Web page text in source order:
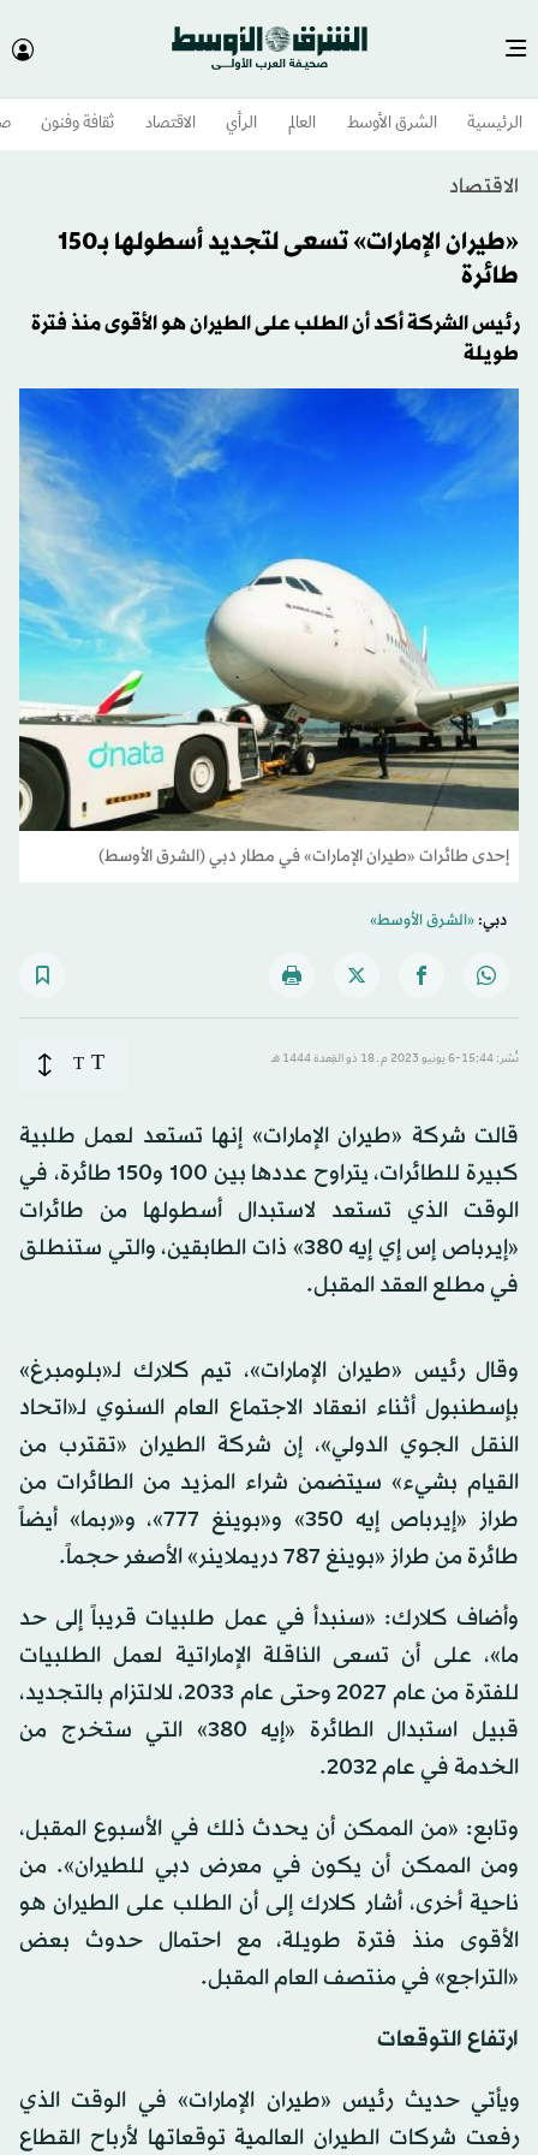
الرئيسية الشرق الأوسط​ العالم الرأي الاقتصاد ثقافة وفنون
الاقتصاد
«طيران الإمارات» تسعى لتجديد أسطولها بـ150
طائرة
رئيس الشركة أكد أن الطلب على الطيران هو الأقوى منذ فترة
طويلة
إحدى طائرات «طيران الإمارات» في مطار دبي (الشرق الأوسط)
دبي:«الشرق الأوسط»
نُشر: 15:44-6 يونيو 2023 م ـ 18 ذو القِعدة 1444 هـ T
T
قالت شركة «طيران الإمارات» إنها تستعد لعمل طلبية
كبيرة للطائرات، يتراوح عددها بين 100 و150 طائرة، في
الوقت الذي تستعد لاستبدال أسطولها من طائرات
«إيرباص إس إي إيه 380» ذات الطابقين، والتي ستنطلق
في مطلع العقد المقبل.
وقال رئيس «طيران الإمارات»، تيم كلارك لـ«بلومبرغ»
بإسطنبول أثناء انعقاد الاجتماع العام السنوي لـ«اتحاد
النقل الجوي الدولي»، إن شركة الطيران «تقترب من
القيام بشيء» سيتضمن شراء المزيد من الطائرات من
طراز «إيرباص إيه 350» و«بوينغ 777»، و«ربما» أيضاً
طائرة من طراز «بوينغ 787 دريملاينر» الأصغر حجماً.
وأضاف كلارك: «سنبدأ في عمل طلبيات قريباً إلى حد
ما»، على أن تسعى الناقلة الإماراتية لعمل الطلبيات
للفترة من عام 2027 وحتى عام 2033، للالتزام بالتجديد،
قبيل استبدال الطائرة «إيه 380» التي ستخرج من
الخدمة في عام 2032.
وتابع: «من الممكن أن يحدث ذلك في الأسبوع المقبل،
ومن الممكن أن يكون في معرض دبي للطيران». من
ناحية أخرى، أشار كلارك إلى أن الطلب على الطيران هو
الأقوى منذ فترة طويلة، مع احتمال حدوث بعض
«التراجع» في منتصف العام المقبل.
ارتفاع التوقعات
ويأتي حديث رئيس «طيران الإمارات» في الوقت الذي
رفعت شركات الطيران العالمية توقعاتها لأرباح القطاع